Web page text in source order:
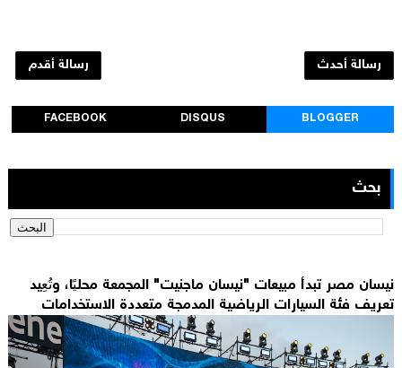
رسالة أحدث رسالة أقدم
BLOGGER
DISQUS
FACEBOOK
بحث
نيسان مصر تبدأ مبيعات "نيسان ماجنيت" المجمعة محليًا، وتُعِيد
تعريف فئة السيارات الرياضية المدمجة متعددة الاستخدامات